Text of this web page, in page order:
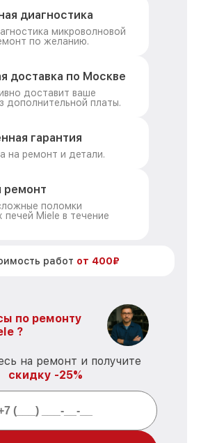
диагностика
микроволновой
по желанию.
доставка по Москве
доставит ваше
дополнительной платы.
гарантия
на ремонт и детали.
ремонт
поломки
печей Miele в течение
работ от 400₽
по ремонту
?
на ремонт и получите
скидку -25%